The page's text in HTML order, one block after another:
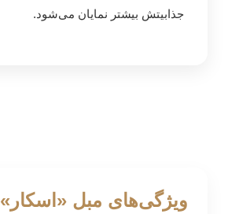
جذابیتش بیشتر نمایان می‌شود.
ویژگی‌های مبل «اسکار»